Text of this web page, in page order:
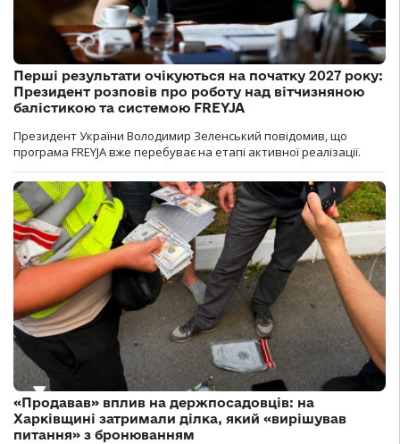
Перші результати очікуються на початку 2027 року:
Президент розповів про роботу над вітчизняною
балістикою та системою FREYJA
Президент України Володимир Зеленський повідомив, що
програма FREYJA вже перебуває на етапі активної реалізації.
«Продавав» вплив на держпосадовців: на
Харківщині затримали ділка, який «вирішував
питання» з бронюванням